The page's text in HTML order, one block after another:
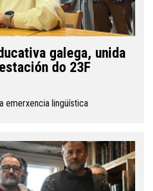
galega, unida
do 23F
emerxencia lingüística